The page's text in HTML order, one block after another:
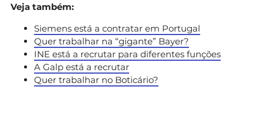
Veja também:
Siemens está a contratar em Portugal
Quer trabalhar na “gigante” Bayer?
INE está a recrutar para diferentes funções
A Galp está a recrutar
Quer trabalhar no Boticário?